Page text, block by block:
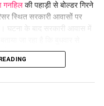
गनहिलकी पहाड़ी से बोल्डर गिरने
स्थित सरकारी आवासों पर
घटना के बाद सरकारी आवास में
जिसके चलते खतरा लगातार बना
रात
पांच परिवारों को रात